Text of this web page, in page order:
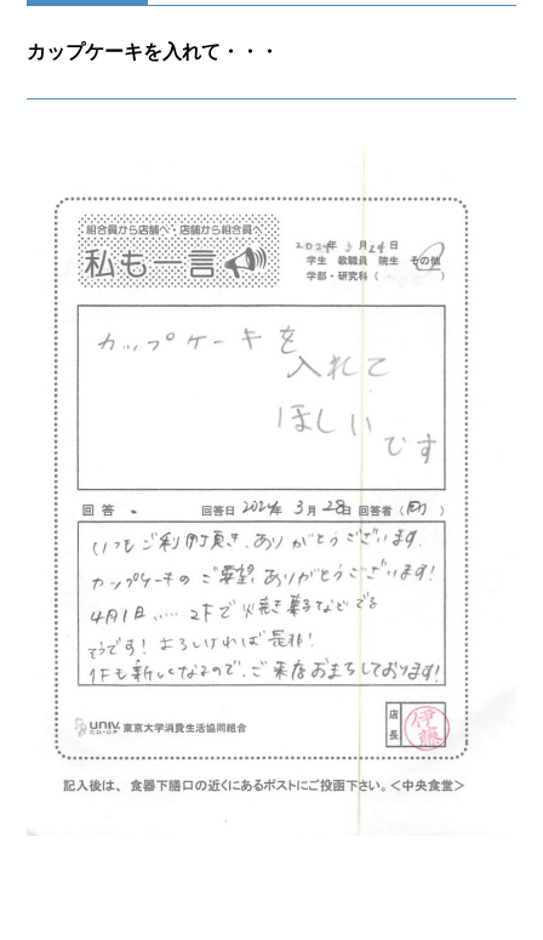
カップケーキを入れて・・・